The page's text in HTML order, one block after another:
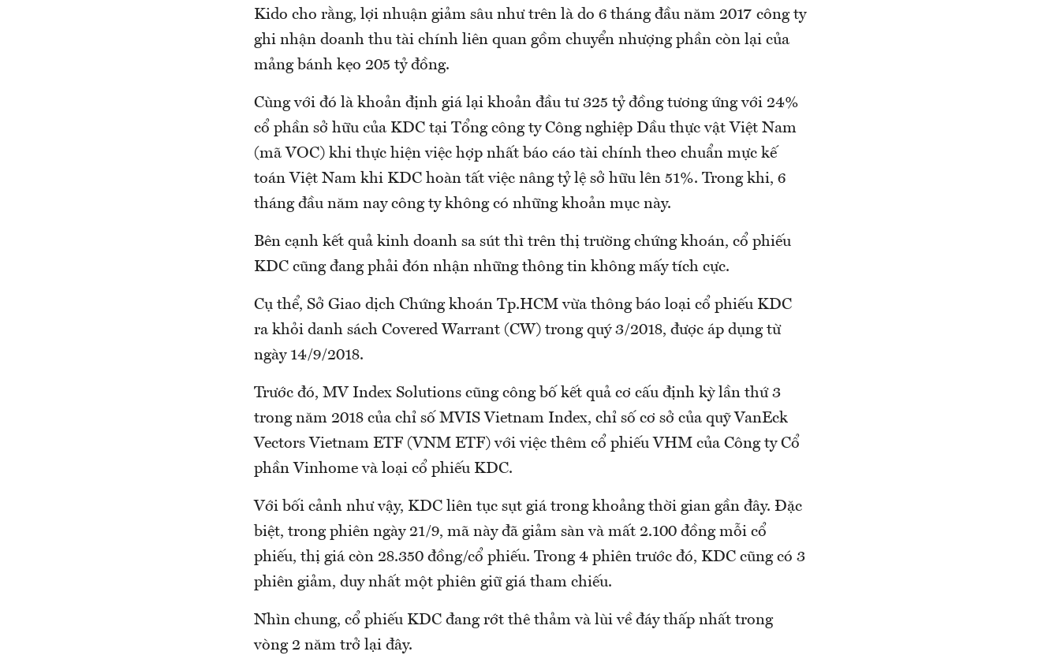
Kido cho rằng, lợi nhuận giảm sâu như trên là do 6 tháng đầu năm 2017 công ty
ghi nhận doanh thu tài chính liên quan gồm chuyển nhượng phần còn lại của
mảng bánh kẹo 205 tỷ đồng.
Cùng với đó là khoản định giá lại khoản đầu tư 325 tỷ đồng tương ứng với 24%
cổ phần sở hữu của KDC tại Tổng công ty Công nghiệp Dầu thực vật Việt Nam
(mã VOC) khi thực hiện việc hợp nhất báo cáo tài chính theo chuẩn mực kế
toán Việt Nam khi KDC hoàn tất việc nâng tỷ lệ sở hữu lên 51%. Trong khi, 6
tháng đầu năm nay công ty không có những khoản mục này.
Bên cạnh kết quả kinh doanh sa sút thì trên thị trường chứng khoán, cổ phiếu
KDC cũng đang phải đón nhận những thông tin không mấy tích cực.
Cụ thể, Sở Giao dịch Chứng khoán Tp.HCM vừa thông báo loại cổ phiếu KDC
ra khỏi danh sách Covered Warrant (CW) trong quý 3/2018, được áp dụng từ
ngày 14/9/2018.
Trước đó, MV Index Solutions cũng công bố kết quả cơ cấu định kỳ lần thứ 3
trong năm 2018 của chỉ số MVIS Vietnam Index, chỉ số cơ sở của quỹ VanEck
Vectors Vietnam ETF (VNM ETF) với việc thêm cổ phiếu VHM của Công ty Cổ
phần Vinhome và loại cổ phiếu KDC.
Với bối cảnh như vậy, KDC liên tục sụt giá trong khoảng thời gian gần đây. Đặc
biệt, trong phiên ngày 21/9, mã này đã giảm sàn và mất 2.100 đồng mỗi cổ
phiếu, thị giá còn 28.350 đồng/cổ phiếu. Trong 4 phiên trước đó, KDC cũng có 3
phiên giảm, duy nhất một phiên giữ giá tham chiếu.
Nhìn chung, cổ phiếu KDC đang rớt thê thảm và lùi về đáy thấp nhất trong
vòng 2 năm trở lại đây.